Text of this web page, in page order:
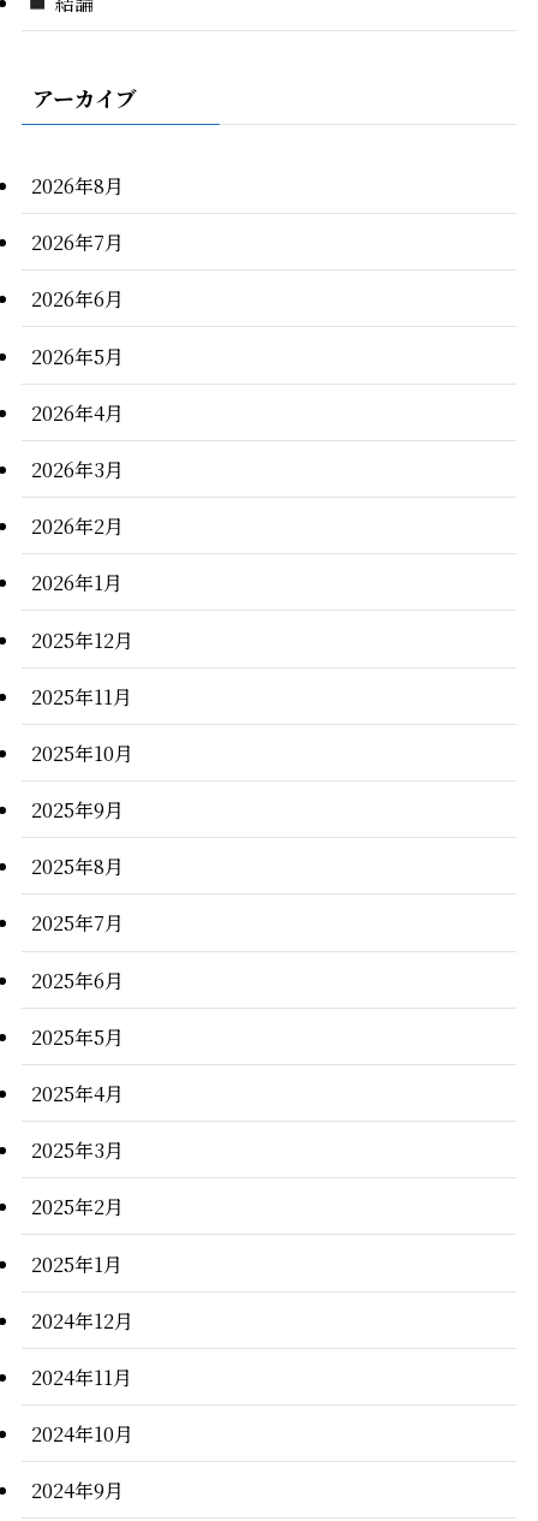
アーカイブ
2026年8月
2026年7月
2026年6月
2026年5月
2026年4月
2026年3月
2026年2月
2026年1月
2025年12月
2025年11月
2025年10月
2025年9月
2025年8月
2025年7月
2025年6月
2025年5月
2025年4月
2025年3月
2025年2月
2025年1月
2024年12月
2024年11月
2024年10月
2024年9月